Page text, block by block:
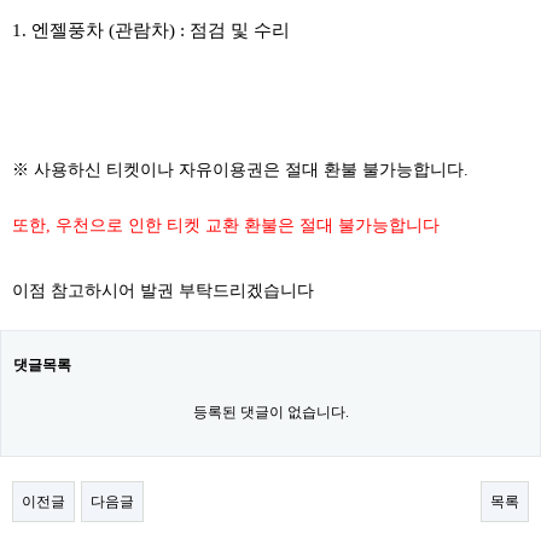
1. 엔젤풍차 (관람차) : 점검 및 수리
※ 사용하신 티켓이나 자유이용권은 절대 환불 불가능합니다.
또한, 우천으로 인한 티켓 교환 환불은 절대 불가능합니다
이점 참고하시어 발권 부탁드리겠습니다
댓글목록
등록된 댓글이 없습니다.
이전글 다음글 목록